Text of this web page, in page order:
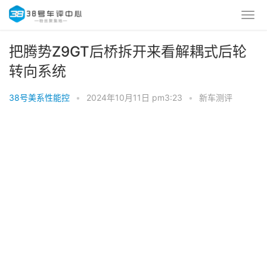
把腾势Z9GT后桥拆开来看解耦式后轮
转向系统
38号美系性能控 • 2024年10月11日 pm3:23 • 新车测评